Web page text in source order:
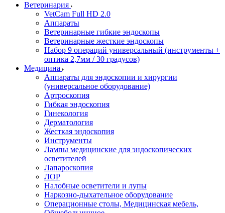
Ветеринария
VetCam Full HD 2.0
Аппараты
Ветеринарные гибкие эндоскопы
Ветеринарные жесткие эндоскопы
Набор 9 операций универсальный (инструменты +
оптика 2,7мм / 30 градусов)
Медицина
Аппараты для эндоскопии и хирургии
(универсальное оборудование)
Артроскопия
Гибкая эндоскопия
Гинекология
Дерматология
Жесткая эндоскопия
Инструменты
Лампы медицинские для эндоскопических
осветителей
Лапароскопия
ЛОР
Налобные осветители и лупы
Наркозно-дыхательное оборудование
Операционные столы, Медицинская мебель,